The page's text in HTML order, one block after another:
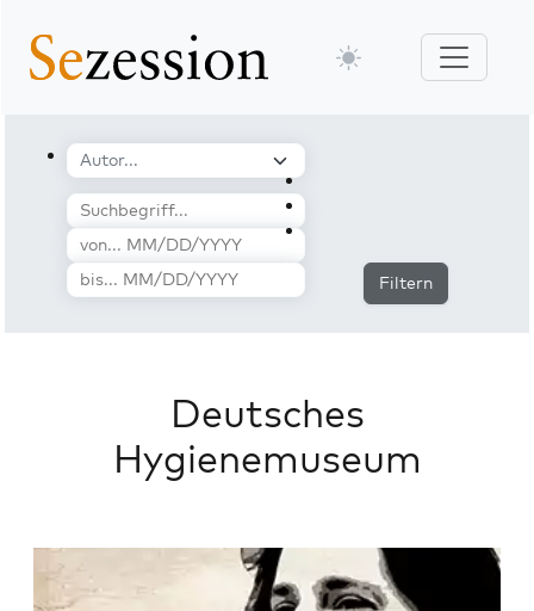
Filtern
Deutsches
Hygienemuseum